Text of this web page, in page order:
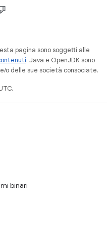
pagina sono soggetti alle
. Java e OpenJDK sono
o delle sue società consociate.
binari